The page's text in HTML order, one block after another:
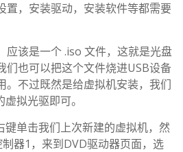
置，安装驱动，安装软件等都需要
应该是一个 .iso 文件，这就是光盘
们也可以把这个文件烧进USB设备
。不过既然是给虚拟机安装，我们
拟光驱即可。
单击我们上次新建的虚拟机，然
器1，来到DVD驱动器页面，选